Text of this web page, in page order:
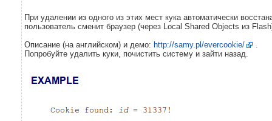
При удалении из одного из этих мест кука автоматически
пользователь сменит браузер (через Local Shared Objects из
Описание (на английском) и демо: http://samy.pl/evercookie/
.
Попробуйте удалить куки, почистить систему и зайти назад.